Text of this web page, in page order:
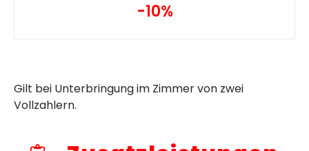
-10%
Gilt bei Unterbringung im Zimmer von zwei
Vollzahlern.